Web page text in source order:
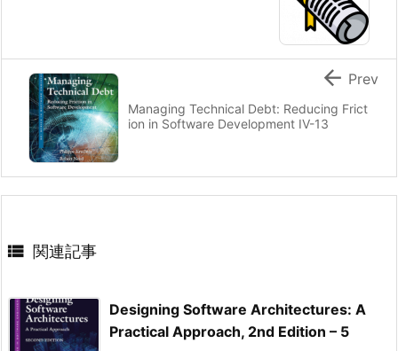
Managing Technical Debt: Reducing Frict
ion in Software Development IV-13
 Prev
 関連記事
Designing Software Architectures: A
Practical Approach, 2nd Edition – 5